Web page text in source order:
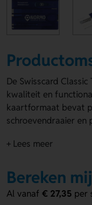
De Swisscard
kwaliteit en
kaartformaat bevat
schroevendraaier en
zijn 8,1 x 5,3 x 0,4
stuk geleverd in een
op de boven- of
bedrukte multitools
+ Lees meer
Bereken
Al vanaf€ 27,35 per